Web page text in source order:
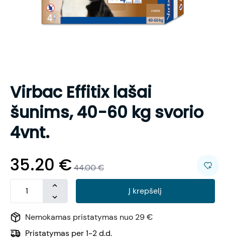
Virbac Effitix lašai
šunims, 40-60 kg svorio
4vnt.
35.20 € 44.00€
Į krepšelį
Nemokamas pristatymas nuo 29 €
Pristatymas per 1-2 d.d.